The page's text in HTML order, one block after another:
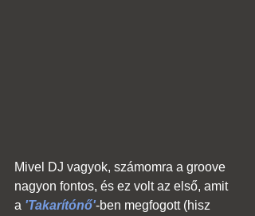
Mivel DJ vagyok, számomra a groove
nagyon fontos, és ez volt az első, amit
a 'Takarítónő'-ben megfogott (hisz